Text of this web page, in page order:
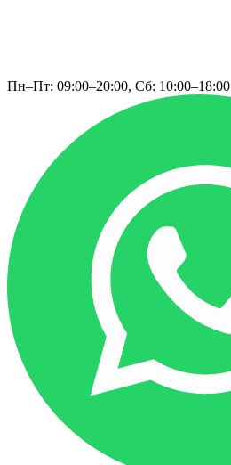
Пн–Пт: 09:00–20:00, Сб: 10:00–18:00